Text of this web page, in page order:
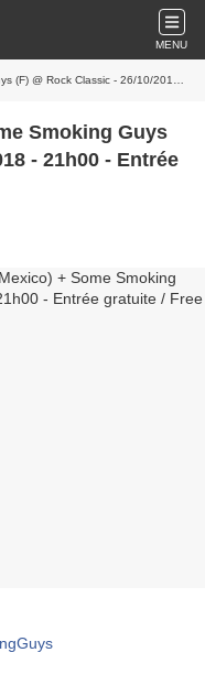
MENU
10/2018 - 21h00 - Entrée gratuite / Free entrance
Smoking Guys
- 21h00 - Entrée